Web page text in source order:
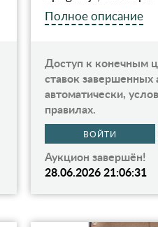
Полное описание
Доступ к конечным
ставок завершенных
автоматически,
правилах.
ВОЙТИ
Аукцион завершён!
28.06.2026 21:06:31